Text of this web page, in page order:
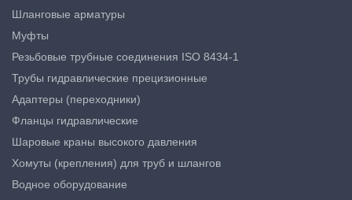
Шланговые арматуры
Муфты
Резьбовые трубные соединения ISO 8434-1
Трубы гидравлические прецизионные
Адаптеры (переходники)
Фланцы гидравлические
Шаровые краны высокого давления
Хомуты (крепления) для труб и шлангов
Водное оборудование